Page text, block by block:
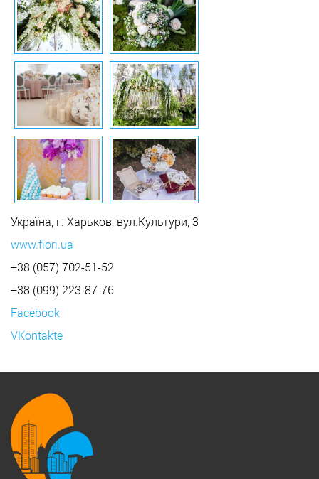
Україна, г. Харьков, вул.Культури, 3
www.fiori.ua
+38 (057) 702-51-52
+38 (099) 223-87-76
Facebook
VKontakte